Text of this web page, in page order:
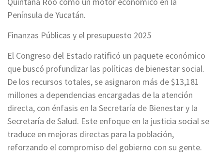
Península de Yucatán.
Finanzas Públicas y el presupuesto 2025
El Congreso del Estado ratificó un paquete económico
que buscó profundizar las políticas de bienestar social.
De los recursos totales, se asignaron más de $13,181
millones a dependencias encargadas de la atención
directa, con énfasis en la Secretaría de Bienestar y la
Secretaría de Salud. Este enfoque en la justicia social se
traduce en mejoras directas para la población,
reforzando el compromiso del gobierno con su gente.